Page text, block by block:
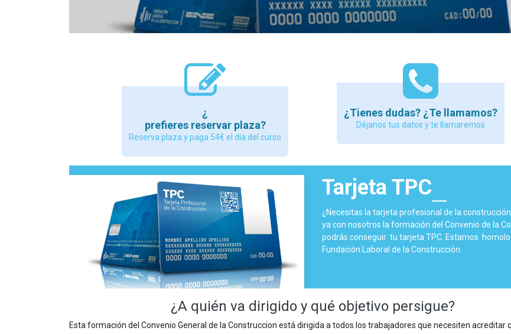
¿
prefieres reservar plaza?
Reserva plaza y paga 54€ el día del curso
¿Tienes dudas? ¿Te llamamos?
Déjanos tus datos y te llamaremos
Tarjeta TPC
¿Necesitas la tarjeta profesional de la construcción
ya con nosotros la formación del Convenio de la
podrás conseguir tu tarjeta TPC. Estamos
Fundación Laboral de la Construcción.
¿A quién va dirigido y qué objetivo persigue?
Esta formación del Convenio General de la Construccion está dirigida a todos los trabajadores que necesiten acreditar